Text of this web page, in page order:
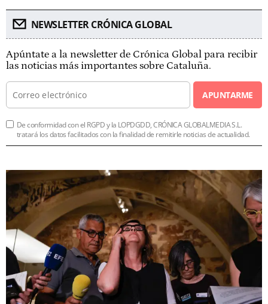
NEWSLETTER CRÓNICA GLOBAL
Apúntate a la newsletter de Crónica Global para recibir
las noticias más importantes sobre Cataluña.
APUNTARME
De conformidad con el RGPD y la LOPDGDD, CRÓNICA GLOBALMEDIA S.L.
tratará los datos facilitados con la finalidad de remitirle noticias de actualidad.